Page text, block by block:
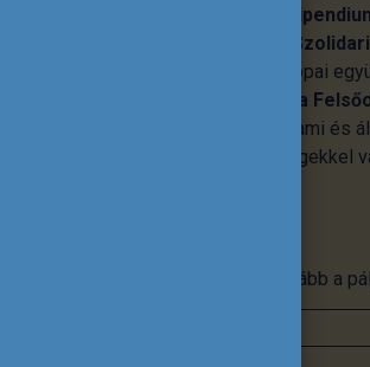
Európai
Ezek mellett koordinálja a közép-európai
Diaszpóra
és számos állami és
valamint határon túli magyar közösségekkel
Tovább a